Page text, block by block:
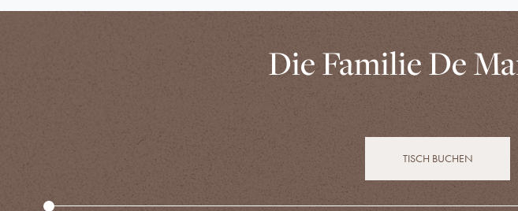
Die Familie De
TISCH BUCHEN